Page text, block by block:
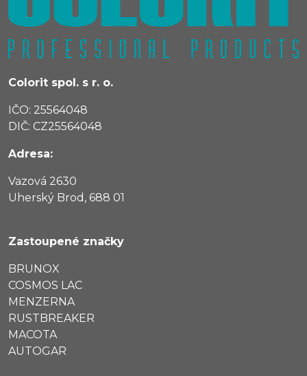
Colorit spol. s r. o.
IČO: 25564048
DIČ: CZ25564048
Adresa:
Vazová 2630
Uherský Brod, 688 01
Zastoupené značky
BRUNOX
COSMOS LAC
MENZERNA
RUSTBREAKER
MACOTA
AUTOGAR